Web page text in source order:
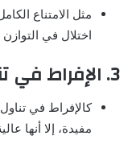
مثل الامتناع
اختلال في التوازن
3. الإفراط في تناول “الأطعمة الصحية”:
كالإفراط في
مفيدة، إلا أنها